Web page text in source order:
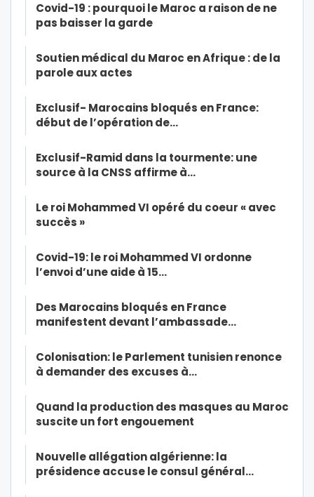
Covid-19 : pourquoi le Maroc a raison de ne
pas baisser la garde
Soutien médical du Maroc en Afrique : de la
parole aux actes
Exclusif- Marocains bloqués en France:
début de l’opération de…
Exclusif-Ramid dans la tourmente: une
source à la CNSS affirme à…
Le roi Mohammed VI opéré du coeur « avec
succès »
Covid-19: le roi Mohammed VI ordonne
l’envoi d’une aide à 15…
Des Marocains bloqués en France
manifestent devant l’ambassade…
Colonisation: le Parlement tunisien renonce
à demander des excuses à…
Quand la production des masques au Maroc
suscite un fort engouement
Nouvelle allégation algérienne: la
présidence accuse le consul général…